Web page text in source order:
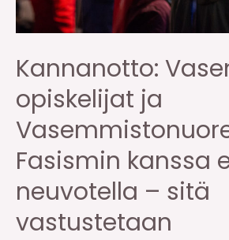
Kannanotto:
opiskelijat ja
Fasismin kanssa
neuvotella – sitä
vastustetaan